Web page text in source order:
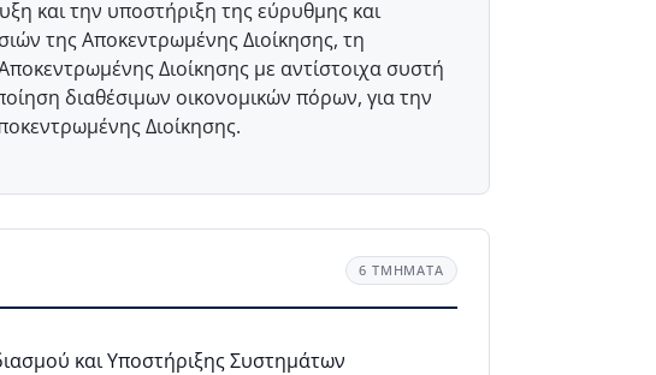
και την υποστήριξη της εύρυθμης και
της Αποκεντρωμένης Διοίκησης, τη
Διοίκησης με αντίστοιχα συστή
διαθέσιμων οικονομικών πόρων, για την
Διοίκησης.
6 ΤΜΗΜΑΤΑ
και Υποστήριξης Συστημάτων